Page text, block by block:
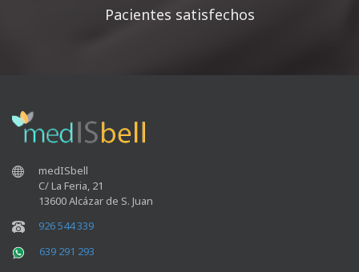
Pacientes satisfechos
medISbell
C/ La Feria, 21
13600 Alcázar de S. Juan
926 544 339
639 291 293